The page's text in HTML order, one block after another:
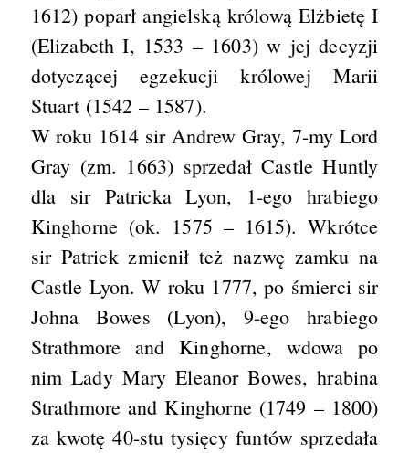
1612) poparł angielską królową Elżbietę I
(Elizabeth I, 1533 – 1603) w jej decyzji
dotyczącej egzekucji królowej Marii
Stuart (1542 – 1587).
W roku 1614 sir Andrew Gray, 7-my Lord
Gray (zm. 1663) sprzedał Castle Huntly
dla sir Patricka Lyon, 1-ego hrabiego
Kinghorne (ok. 1575 – 1615). Wkrótce
sir Patrick zmienił też nazwę zamku na
Castle Lyon. W roku 1777, po śmierci sir
Johna Bowes (Lyon), 9-ego hrabiego
Strathmore and Kinghorne, wdowa po
nim Lady Mary Eleanor Bowes, hrabina
Strathmore and Kinghorne (1749 – 1800)
za kwotę 40-stu tysięcy funtów sprzedała